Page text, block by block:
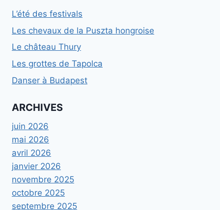
L’été des festivals
Les chevaux de la Puszta hongroise
Le château Thury
Les grottes de Tapolca
Danser à Budapest
ARCHIVES
juin 2026
mai 2026
avril 2026
janvier 2026
novembre 2025
octobre 2025
septembre 2025